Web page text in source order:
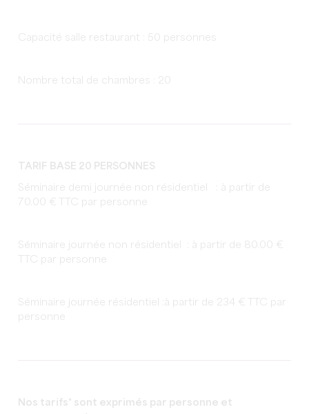
Capacité salle restaurant : 50 personnes
Nombre total de chambres : 20
TARIF BASE 20 PERSONNES
Séminaire demi journée non résidentiel : à partir de
70.00 € TTC par personne
Séminaire journée non résidentiel : à partir de 80.00 €
TTC par personne
Séminaire journée résidentiel :à partir de 234 € TTC par
personne
Nos tarifs* sont exprimés par personne et